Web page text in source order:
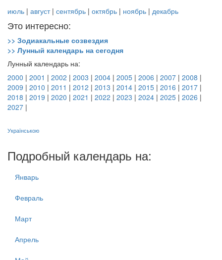
июль | август| сентябрь | октябрь | ноябрь | декабрь
Это интересно:
>> Зодиакальные созвездия
>> Лунный календарь на сегодня
Лунный календарь на:
2000 | 2001 | 2002 | 2003 | 2004 | 2005 | 2006 | 2007 | 2008 |
2009 | 2010 | 2011 | 2012 | 2013 | 2014 | 2015 | 2016 | 2017 |
2018 | 2019 | 2020 | 2021 | 2022 | 2023 | 2024 | 2025 | 2026 |
2027 |
Українською
Подробный календарь на:
Январь
Февраль
Март
Апрель